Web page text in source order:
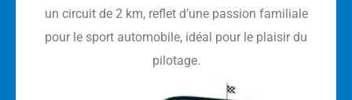
un circuit de 2 km, reflet d’une passion familiale
pour le sport automobile, idéal pour le plaisir du
pilotage.